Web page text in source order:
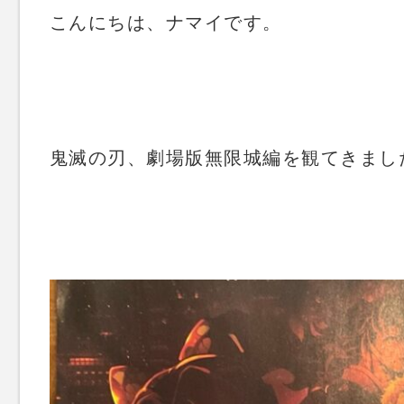
こんにちは、ナマイです。
鬼滅の刃、劇場版無限城編を観てきまし